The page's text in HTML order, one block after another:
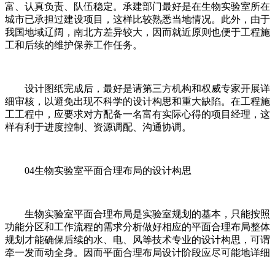
富、认真负责、队伍稳定。承建部门最好是在生物实验室所在
城市已承担过建设项目，这样比较熟悉当地情况。此外，由于
我国地域辽阔，南北方差异较大，因而就近原则也便于工程施
工和后续的维护保养工作任务。
设计图纸完成后，最好是请第三方机构和权威专家开展详
细审核，以避免出现不科学的设计构思和重大缺陷。在工程施
工工程中，应要求对方配备一名富有实际心得的项目经理，这
样有利于进度控制、资源调配、沟通协调。
04生物实验室平面合理布局的设计构思
生物实验室平面合理布局是实验室规划的基本，只能按照
功能分区和工作流程的需求分析做好相应的平面合理布局整体
规划才能确保后续的水、电、风等技术专业的设计构思，可谓
牵一发而动全身。因而平面合理布局设计阶段应尽可能地详细